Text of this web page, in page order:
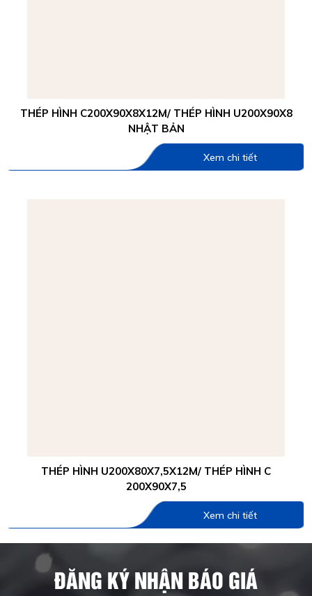
THÉP HÌNH C200X90X8X12M/ THÉP HÌNH U200X90X8
NHẬT BẢN
Xem chi tiết
THÉP HÌNH U200X80X7,5X12M/ THÉP HÌNH C
200X90X7,5
Xem chi tiết
ĐĂNG KÝ NHẬN BÁO GIÁ